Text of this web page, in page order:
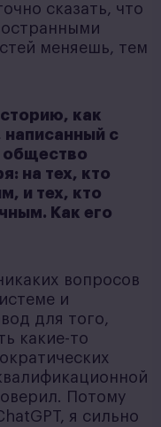
сказать, что
меняешь, тем
как
с
общество
на тех, кто
и тех, кто
Как его
вопросов
и
для того,
какие-то
Потому
я сильно